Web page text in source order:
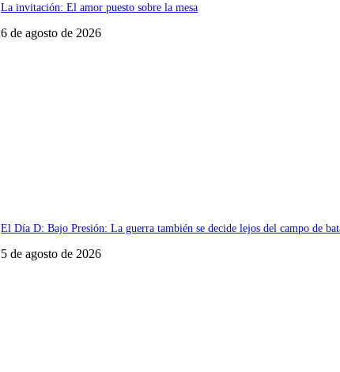
La invitación: El amor puesto sobre la mesa
6 de agosto de 2026
El Día D: Bajo Presión: La guerra también se decide lejos del campo de
5 de agosto de 2026